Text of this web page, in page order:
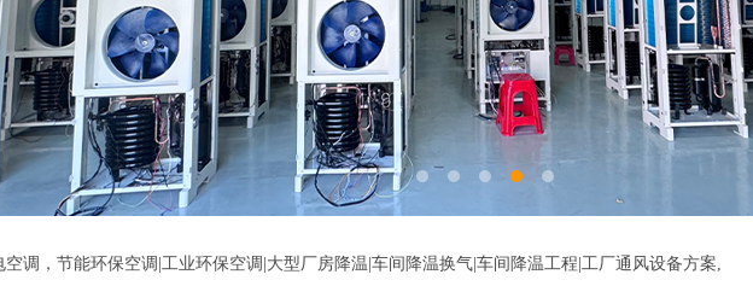
调，节能环保空调|工业环保空调|大型厂房降温|车间降温换气|车间降温工程|工厂通风设备方案,